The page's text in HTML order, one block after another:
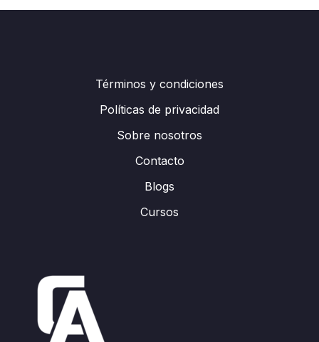
Términos y condiciones
Políticas de privacidad
Sobre nosotros
Contacto
Blogs
Cursos